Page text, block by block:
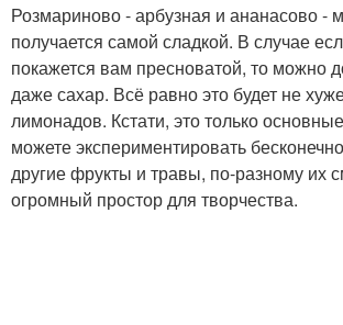
Розмариново - арбузная и ананасово -
получается самой сладкой. В случае
покажется вам пресноватой, то можно
даже сахар. Всё равно это будет не
лимонадов. Кстати, это только
можете экспериментировать
другие фрукты и травы, по-разному их
огромный простор для творчества.